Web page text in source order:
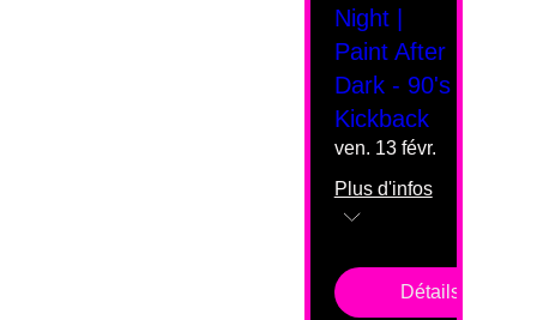
Night |
Paint After
Dark - 90's
Kickback
ven. 13 févr.
Plus d'infos
Détails